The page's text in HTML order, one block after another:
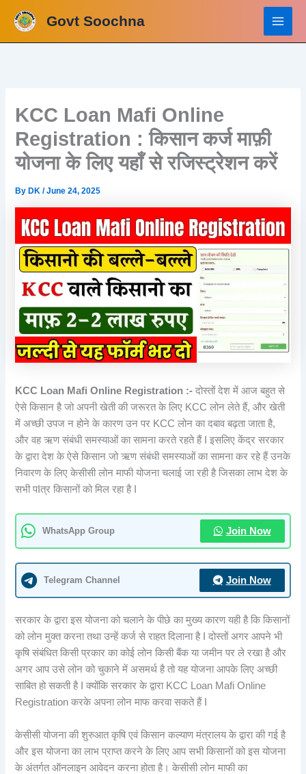
content
Govt Soochna
KCC Loan Mafi Online
Registration : किसान कर्ज माफ़ी
योजना के लिए यहाँ से रजिस्ट्रेशन करें
By DK/June 24, 2025
KCC Loan Mafi Online Registration :-दोस्तों देश में आज बहुत से
ऐसे किसान है जो अपनी खेती की जरूरत के लिए KCC लोन लेते हैं, और खेती
में अच्छी उपज न होने के कारण उन पर KCC लोन का दबाव बढ़ता जाता है,
और वह ऋण संबंधी समस्याओं का सामना करते रहते हैं I इसलिए केंद्र सरकार
के द्वारा देश के ऐसे किसान जो ऋण संबंधी समस्याओं का सामना कर रहे हैं उनके
निवारण के लिए केसीसी लोन माफी योजना चलाई जा रही है जिसका लाभ देश के
सभी पIत्र किसानों को मिल रहा है I
WhatsApp Group Join Now
Telegram Channel Join Now
सरकार के द्वारा इस योजना को चलाने के पीछे का मुख्य कारण यही है कि किसानों
को लोन मुक्त करना तथा उन्हें कर्ज से राहत दिलाना है I दोस्तों अगर आपने भी
कृषि संबंधित किसी प्रकार का कोई लोन किसी बैंक या जमीन पर ले रखा है और
अगर आप उसे लोन को चुकाने में असमर्थ है तो यह योजना आपके लिए अच्छी
साबित हो सकती है I क्योंकि सरकार के द्वारा KCC Loan Mafi Online
Registration करके अपना लोन माफ करवा सकते हैं I
केसीसी योजना की शुरुआत कृषि एवं किसान कल्याण मंत्रालय के द्वारा की गई है
और इस योजना का लाभ प्राप्त करने के लिए आप सभी किसानों को इस योजना
के अंतर्गत ऑनलाइन आवेदन करना होता है। केसीसी लोन माफी का